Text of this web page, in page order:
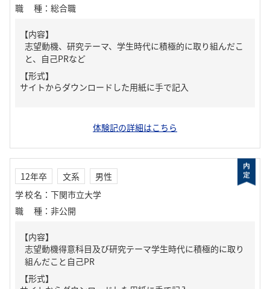
職種 ： 総合職
【内容】
志望動機、研究テーマ、学生時代に積極的に取り組んだこ
と、自己PRなど
【形式】
サイトからダウンロードした用紙に手で記入
体験記の詳細はこちら
12年卒 文系
男性
学校名 ： 下関市立大学
職種 ： 非公開
【内容】
志望動機得意科目及び研究テーマ学生時代に積極的に取り
組んだこと自己PR
【形式】